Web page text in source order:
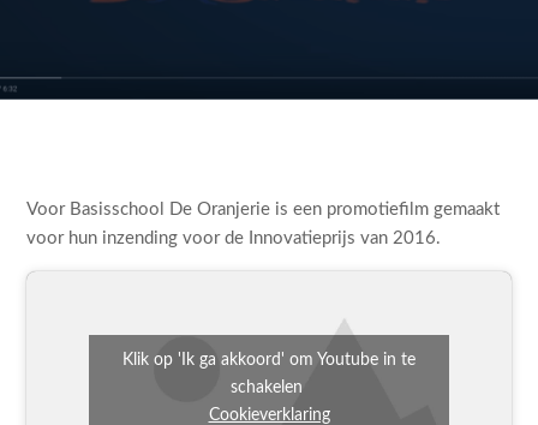
Voor Basisschool De Oranjerie is een promotiefilm gemaakt
voor hun inzending voor de Innovatieprijs van 2016.
Klik op 'Ik ga akkoord' om Youtube in te
schakelen
Cookieverklaring